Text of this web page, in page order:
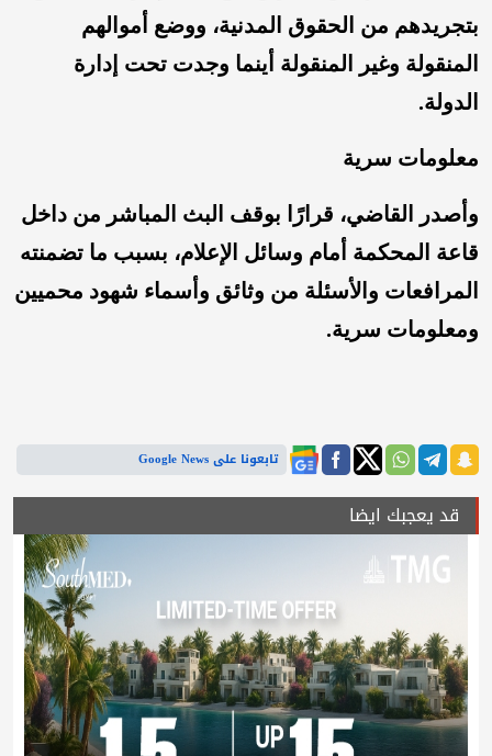
بتجريدهم من الحقوق المدنية، ووضع أموالهم
المنقولة وغير المنقولة أينما وجدت تحت إدارة
الدولة.
معلومات سرية
وأصدر القاضي، قرارًا بوقف البث المباشر من داخل
قاعة المحكمة أمام وسائل الإعلام، بسبب ما تضمنته
المرافعات والأسئلة من وثائق وأسماء شهود محميين
ومعلومات سرية.
تابعونا على Google News
قد يعجبك ايضا